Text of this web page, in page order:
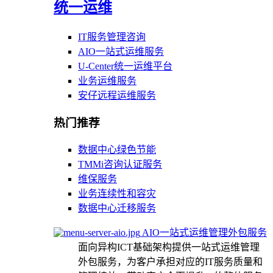
统一运维
IT服务管理咨询
AIO一站式运维服务
U-Center统一运维平台
业务运维服务
安仔远程运维服务
热门推荐
数据中心绿色节能
TMMi咨询认证服务
维保服务
业务连续性和容灾
数据中心迁移服务
AIO一站式运维管理外包服务
面向异构ICT基础架构提供一站式运维管理
外包服务，为客户承担对应的IT服务质量和